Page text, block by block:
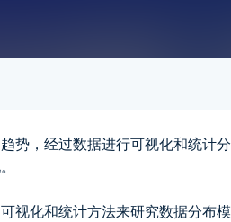
势，经过数据进行可视化和统计分
视化和统计方法来研究数据分布模